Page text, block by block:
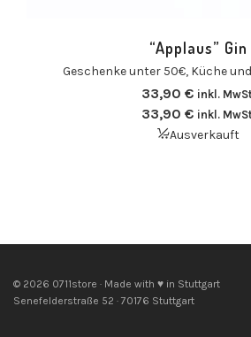
“Applaus” Gin
Geschenke unter 50€, Küche
33,90 € inkl.
33,90 € inkl.
Ausverkauft
© 2026 0711store · Made with ♥ in Stuttgart
Senefelderstraße 52 · 70176 Stuttgart